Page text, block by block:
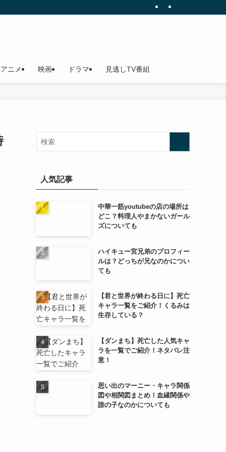
アニメ 映画 ドラマ 見逃しTV番組
人気記事
中華一筋youtubeの店の場所は
どこ？料理人やまかないガール
ズについても
ハイキュー宮兄弟のプロフィー
ルは？どっちが兄なのかについ
ても
【君と世界が終わる日に】死亡
キャラ一覧をご紹介！くるみは
生存している？
【ダンまち】死亡した人気キャ
ラを一覧でご紹介！ネタバレ注
意！
思い出のマーニー・キャラ関係
図や相関図まとめ！血縁関係や
誰の子なのかについても